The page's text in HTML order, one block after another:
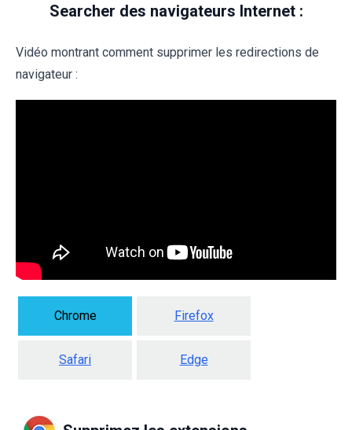
Searcher des navigateurs Internet :
Vidéo montrant comment supprimer les redirections de
navigateur :
Chrome Firefox
Safari Edge